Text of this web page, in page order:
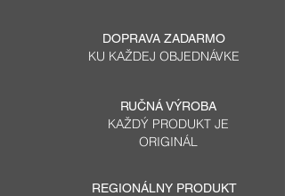
DOPRAVA ZADARMO
KU KAŽDEJ OBJEDNÁVKE
RUČNÁ VÝROBA
KAŽDÝ PRODUKT JE
ORIGINÁL
REGIONÁLNY PRODUKT